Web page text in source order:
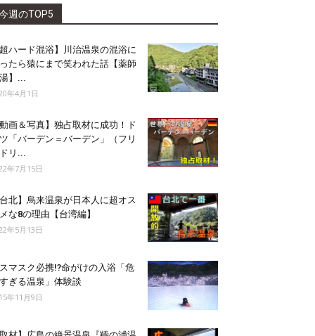
週のTOP5
超ハード混浴】川治温泉の混浴に
たら猿にまで笑われた話【薬師
】...
年4月1日
動画＆写真】独占取材に成功！ド
「バーデン＝バーデン」（フリ
リ...
年7月15日
台北】烏来温泉が日本人に超オス
な8の理由【台湾編】
年5月13日
マスク必携!?命がけの入浴「危
ぎる温泉」体験談
年11月9日